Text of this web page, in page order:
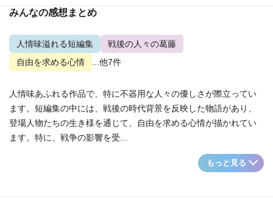
みんなの感想まとめ
人情味溢れる短編集
戦後の人々の葛藤
自由を求める心情
...他7件
人情味あふれる作品で、特に不器用な人々の優しさが際立ってい
ます。短編集の中には、戦後の時代背景を反映した物語があり、
登場人物たちの生き様を通じて、自由を求める心情が描かれてい
ます。特に、戦争の影響を受...
もっと見る